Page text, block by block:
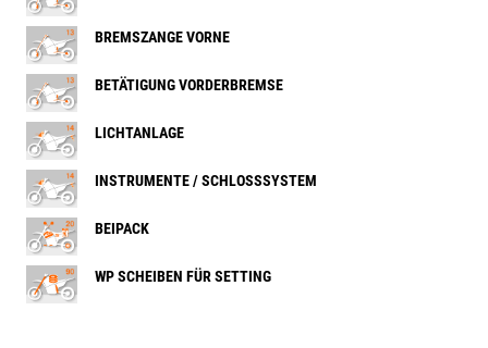
BREMSZANGE VORNE
BETÄTIGUNG VORDERBREMSE
LICHTANLAGE
INSTRUMENTE / SCHLOSSSYSTEM
BEIPACK
WP SCHEIBEN FÜR SETTING